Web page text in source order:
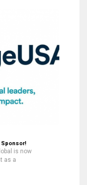
Sponsor!
is now
as a